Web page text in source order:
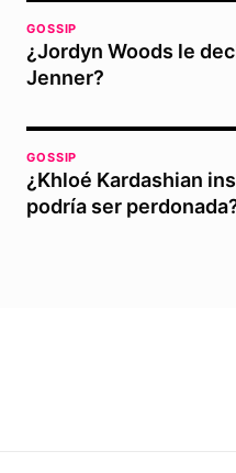
GOSSIP
¿Jordyn Woods le
Jenner?
GOSSIP
¿Khloé Kardashian
podría ser